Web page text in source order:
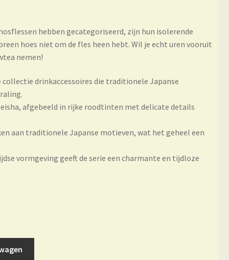
hebben gecategoriseerd, zijn hun isolerende
hoes niet om de fles heen hebt. Wil je echt uren vooruit
nemen!
drinkaccessoires die traditionele Japanse
afgebeeld in rijke roodtinten met delicate details
aan traditionele Japanse motieven, wat het geheel een
vormgeving geeft de serie een charmante en tijdloze